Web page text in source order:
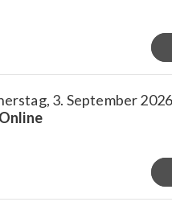
3. September
Online